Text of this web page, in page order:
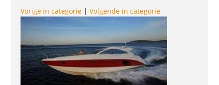
Vorige in categorie |Volgende in categorie